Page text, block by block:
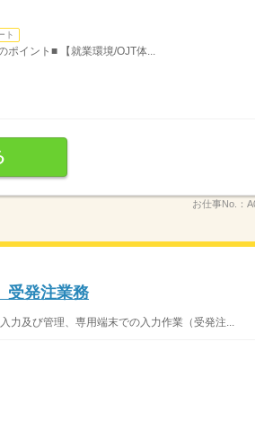
ト
イント■ 【就業環境/OJT体...
お仕事No.：
受発注業務
力及び管理、専用端末での入力作業（受発注...